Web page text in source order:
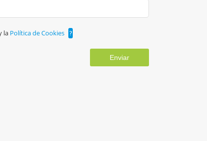
la Política de Cookies ?
Enviar